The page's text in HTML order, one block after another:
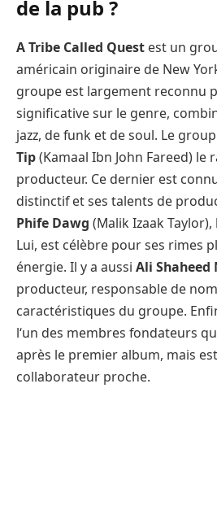
de la pub ?
A Tribe Called Quest est un
américain originaire de New
groupe est largement reconnu
significative sur le genre,
jazz, de funk et de soul. Le
Tip(Kamaal Ibn John Fareed)
producteur. Ce dernier est
distinctif et ses talents de
Phife Dawg (Malik Izaak
Lui, est célèbre pour ses rimes
énergie. Il y a aussi Ali
producteur, responsable de
caractéristiques du groupe.
l‘un des membres fondateurs
après le premier album, mais
collaborateur proche.